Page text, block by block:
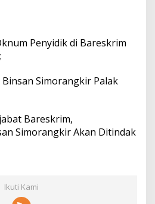
Penyidik di Bareskrim
;
Binsan Simorangkir Palak
Bareskrim,
Simorangkir Akan Ditindak
Ikuti Kami